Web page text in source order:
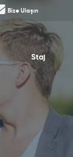
Bize Ulaşın
Staj